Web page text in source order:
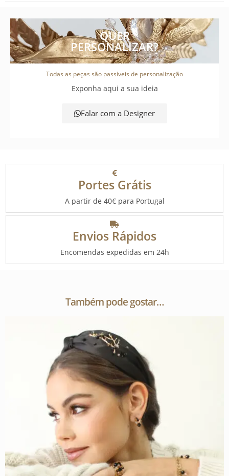
QUER
PERSONALIZAR?
Todas as peças são passíveis de personalização
Exponha aqui a sua ideia
Falar com a Designer
Portes Grátis
A partir de 40€ para Portugal
Envios Rápidos
Encomendas expedidas em 24h
Também pode gostar…